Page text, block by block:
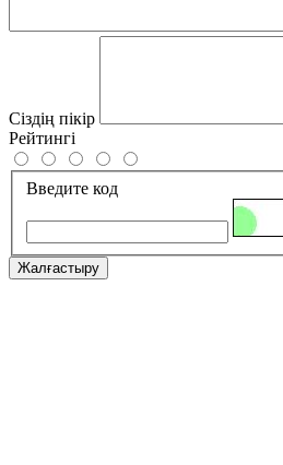
Сіздің пікір
Рейтингі
Введите код
Жалғастыру